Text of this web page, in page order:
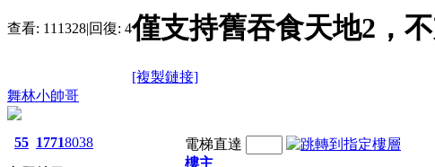
查看: 111328|回復: 4僅支持舊吞食天地2，
[複製鏈接]
舞林小帥哥
55 17718038
電梯直達
樓主